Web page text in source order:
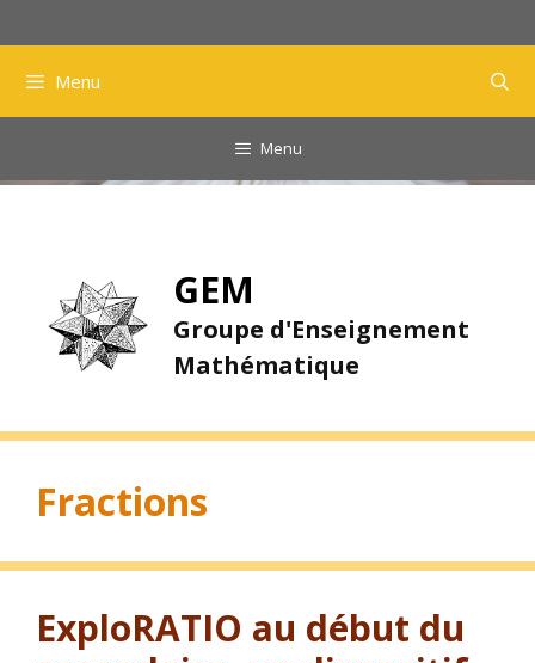
Menu
Menu
GEM
Groupe d'Enseignement
Mathématique
Fractions
ExploRATIO au début du